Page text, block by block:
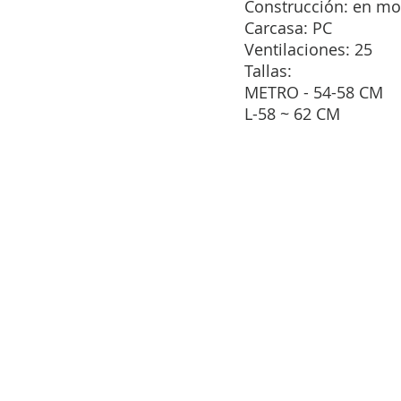
Construcción: en
Carcasa: PC
Ventilaciones: 25
Tallas:
METRO - 54-58 CM
L-58 ~ 62 CM